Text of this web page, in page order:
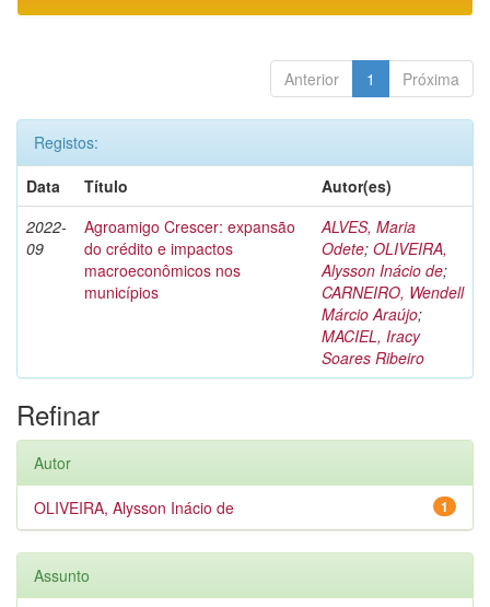
Anterior 1 Próxima
Registos:
Data
Título
Autor(es)
2022-
09
Agroamigo Crescer: expansão
do crédito e impactos
macroeconômicos nos
municípios
ALVES, Maria
Odete; OLIVEIRA,
Alysson Inácio de;
CARNEIRO, Wendell
Márcio Araújo;
MACIEL, Iracy
Soares Ribeiro
Refinar
Autor
1
OLIVEIRA, Alysson Inácio de
Assunto